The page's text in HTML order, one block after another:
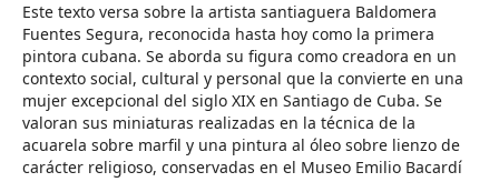
Este texto versa sobre la artista santiaguera Baldomera
Fuentes Segura, reconocida hasta hoy como la primera
pintora cubana. Se aborda su figura como creadora en un
contexto social, cultural y personal que la convierte en una
mujer excepcional del siglo XIX en Santiago de Cuba. Se
valoran sus miniaturas realizadas en la técnica de la
acuarela sobre marfil y una pintura al óleo sobre lienzo de
carácter religioso, conservadas en el Museo Emilio Bacardí